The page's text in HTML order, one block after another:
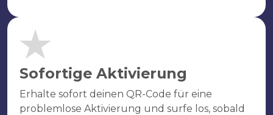
Sofortige Aktivierung
Erhalte sofort deinen QR-Code für eine
problemlose Aktivierung und surfe los, sobald